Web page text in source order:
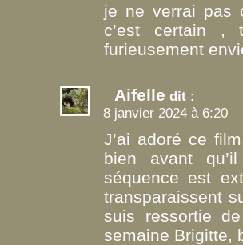
je ne verrai pas
c’est certain ,
furieusement
Aifelle dit :
8 janvier 2024 à 6:20
J’ai adoré ce
bien avant
séquence est
transparaissent
suis ressortie
semaine Brigitte,